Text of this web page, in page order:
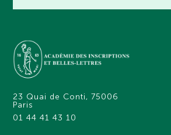
23 Quai de Conti, 75006
Paris
01 44 41 43 10